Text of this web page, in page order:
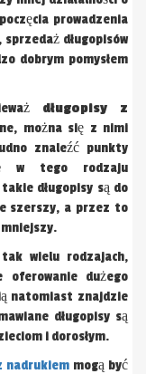
prowadzenia
sprzedaż długopisów
dobrym pomysłem
długopisy z
można się z nimi
znaleźć punkty
w tego rodzaju
długopisy są do
szerszy, a przez to
mniejszy.
wielu rodzajach,
oferowanie dużego
natomiast znajdzie
długopisy są
i dorosłym.
nadrukiemmogą być